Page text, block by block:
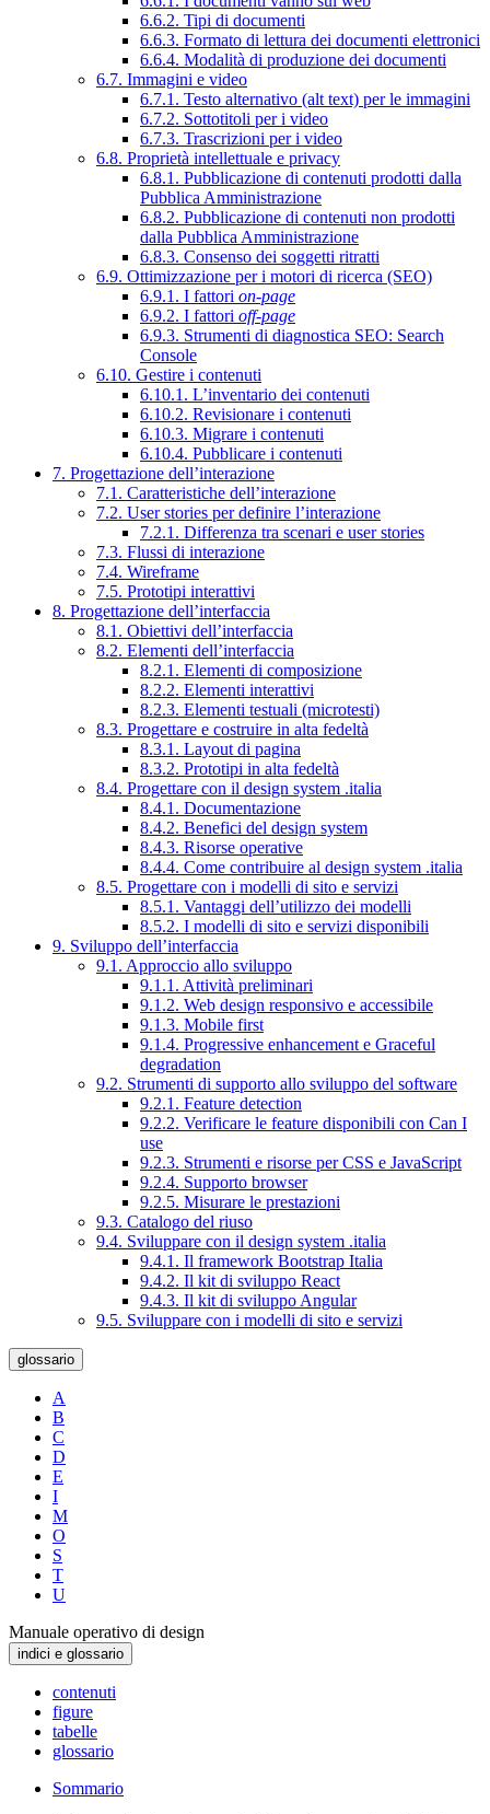
6.6.2. Tipi di documenti
6.6.3. Formato di lettura dei documenti elettronici
6.6.4. Modalità di produzione dei documenti
6.7. Immagini e video
6.7.1. Testo alternativo (alt text) per le immagini
6.7.2. Sottotitoli per i video
6.7.3. Trascrizioni per i video
6.8. Proprietà intellettuale e privacy
6.8.1. Pubblicazione di contenuti prodotti dalla
Pubblica Amministrazione
6.8.2. Pubblicazione di contenuti non prodotti
dalla Pubblica Amministrazione
6.8.3. Consenso dei soggetti ritratti
6.9. Ottimizzazione per i motori di ricerca (SEO)
6.9.1. I fattori on-page
6.9.2. I fattori off-page
6.9.3. Strumenti di diagnostica SEO: Search
Console
6.10. Gestire i contenuti
6.10.1. L’inventario dei contenuti
6.10.2. Revisionare i contenuti
6.10.3. Migrare i contenuti
6.10.4. Pubblicare i contenuti
7. Progettazione dell’interazione
7.1. Caratteristiche dell’interazione
7.2. User stories per definire l’interazione
7.2.1. Differenza tra scenari e user stories
7.3. Flussi di interazione
7.4. Wireframe
7.5. Prototipi interattivi
8. Progettazione dell’interfaccia
8.1. Obiettivi dell’interfaccia
8.2. Elementi dell’interfaccia
8.2.1. Elementi di composizione
8.2.2. Elementi interattivi
8.2.3. Elementi testuali (microtesti)
8.3. Progettare e costruire in alta fedeltà
8.3.1. Layout di pagina
8.3.2. Prototipi in alta fedeltà
8.4. Progettare con il design system .italia
8.4.1. Documentazione
8.4.2. Benefici del design system
8.4.3. Risorse operative
8.4.4. Come contribuire al design system .italia
8.5. Progettare con i modelli di sito e servizi
8.5.1. Vantaggi dell’utilizzo dei modelli
8.5.2. I modelli di sito e servizi disponibili
9. Sviluppo dell’interfaccia
9.1. Approccio allo sviluppo
9.1.1. Attività preliminari
9.1.2. Web design responsivo e accessibile
9.1.3. Mobile first
9.1.4. Progressive enhancement e Graceful
degradation
9.2. Strumenti di supporto allo sviluppo del software
9.2.1. Feature detection
9.2.2. Verificare le feature disponibili con Can I
use
9.2.3. Strumenti e risorse per CSS e JavaScript
9.2.4. Supporto browser
9.2.5. Misurare le prestazioni
9.3. Catalogo del riuso
9.4. Sviluppare con il design system .italia
9.4.1. Il framework Bootstrap Italia
9.4.2. Il kit di sviluppo React
9.4.3. Il kit di sviluppo Angular
9.5. Sviluppare con i modelli di sito e servizi
glossario
A
B
C
D
E
I
M
O
S
T
U
Manuale operativo di design
indici e glossario
contenuti
figure
tabelle
glossario
Sommario